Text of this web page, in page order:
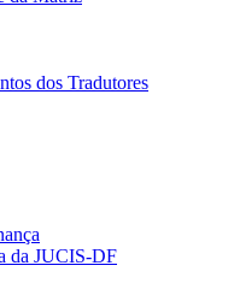
dos Tradutores
da JUCIS-DF